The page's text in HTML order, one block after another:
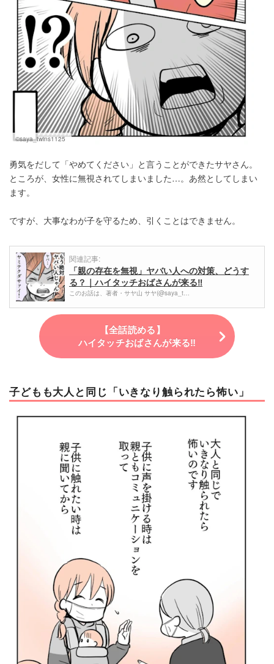
©saya_twins1125
勇気をだして「やめてください」と言うことができたサヤさん。
ところが、女性に無視されてしまいました…。あ然としてしまい
ます。
ですが、大事なわが子を守るため、引くことはできません。
関連記事:
「親の存在を無視」ヤバい人への対策、どうす
る？｜ハイタッチおばさんが来る‼
このお話は、著者・サヤ山 サヤ(@saya_t…
【全話読める】
ハイタッチおばさんが来る‼
子どもも大人と同じ「いきなり触られたら怖い」